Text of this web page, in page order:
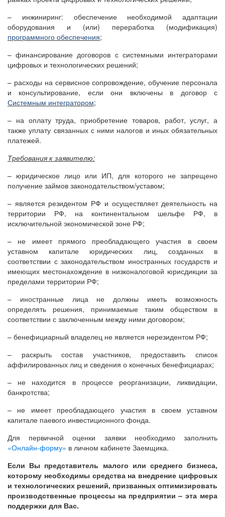
– инжиниринг: обеспечение необходимой адаптации
оборудования и (или) переработка (модификация)
программного обеспечения;
– финансирование договоров с системными интеграторами
цифровых и технологических решений;
– расходы на сервисное сопровождение, обучение персонала
и консультирование, если они включены в договор с
Системным интегратором;
– на оплату труда, приобретение товаров, работ, услуг, а
также уплату связанных с ними налогов и иных обязательных
платежей.
Требования к заявителю:
– юридическое лицо или ИП, для которого не запрещено
получение займов законодательством/уставом;
– является резидентом РФ и осуществляет деятельность на
территории РФ, на континентальном шельфе РФ, в
исключительной экономической зоне РФ;
– не имеет прямого преобладающего участия в своем
уставном капитале юридических лиц, созданных в
соответствии с законодательством иностранных государств и
имеющих местонахождение в низконалоговой юрисдикции за
пределами территории РФ;
– иностранные лица не должны иметь возможность
определять решения, принимаемые таким обществом в
соответствии с заключенным между ними договором;
– бенефициарный владелец не является нерезидентом РФ;
– раскрыть состав участников, предоставить список
аффилированных лиц и сведения о конечных бенефициарах;
– не находится в процессе реорганизации, ликвидации,
банкротства;
– не имеет преобладающего участия в своем уставном
капитале паевого инвестиционного фонда.
Для первичной оценки заявки необходимо заполнить
«Онлайн-форму» в личном кабинете Заемщика.
Если Вы представитель малого или среднего бизнеса,
которому необходимы средства на внедрение цифровых
и технологических решений, призванных оптимизировать
производственные процессы на предприятии – эта мера
поддержки для Вас.